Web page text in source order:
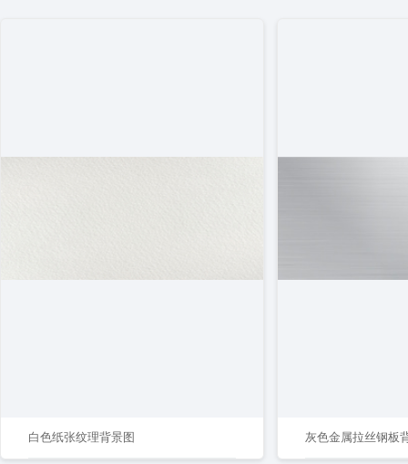
白色纸张纹理背景图 灰色金属拉丝钢板